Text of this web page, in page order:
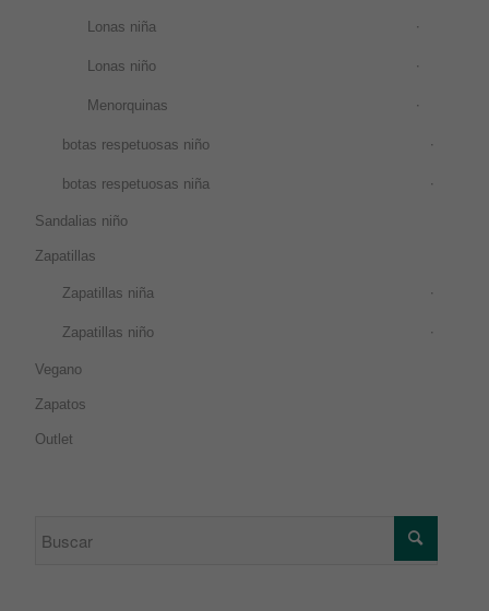
Lonas niña
Lonas niño
Menorquinas
botas respetuosas niño
botas respetuosas niña
Sandalias niño
Zapatillas
Zapatillas niña
Zapatillas niño
Vegano
Zapatos
Outlet